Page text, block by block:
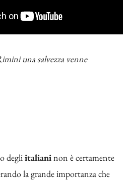
una salvezza venne
degliitalianinon è certamente
la grande importanza che